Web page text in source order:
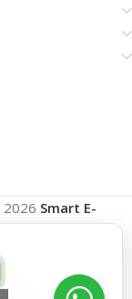
2026 Smart E-